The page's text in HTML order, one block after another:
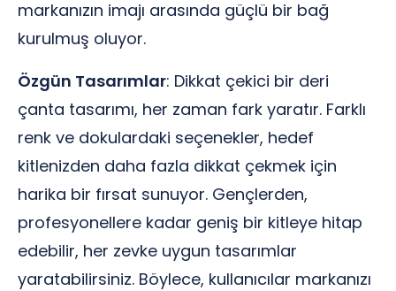
markanızın imajı arasında güçlü bir bağ
kurulmuş oluyor.
Özgün Tasarımlar: Dikkat çekici bir deri
çanta tasarımı, her zaman fark yaratır. Farklı
renk ve dokulardaki seçenekler, hedef
kitlenizden daha fazla dikkat çekmek için
harika bir fırsat sunuyor. Gençlerden,
profesyonellere kadar geniş bir kitleye hitap
edebilir, her zevke uygun tasarımlar
yaratabilirsiniz. Böylece, kullanıcılar markanızı